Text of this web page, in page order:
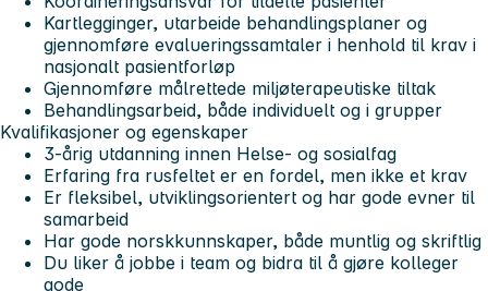
Kartlegginger, utarbeide behandlingsplaner og
gjennomføre evalueringssamtaler i henhold til krav i
nasjonalt pasientforløp
Gjennomføre målrettede miljøterapeutiske tiltak
Behandlingsarbeid, både individuelt og i grupper
Kvalifikasjoner og egenskaper
3-årig utdanning innen Helse- og sosialfag
Erfaring fra rusfeltet er en fordel, men ikke et krav
Er fleksibel, utviklingsorientert og har gode evner til
samarbeid
Har gode norskkunnskaper, både muntlig og skriftlig
Du liker å jobbe i team og bidra til å gjøre kolleger
gode